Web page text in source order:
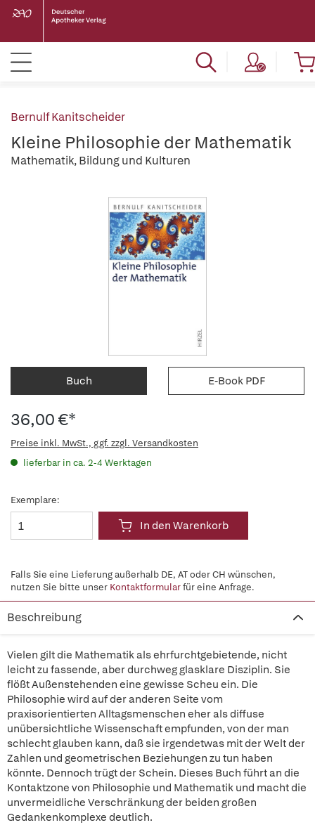
Bernulf Kanitscheider
Kleine Philosophie der Mathematik
Mathematik, Bildung und Kulturen
Buch E-Book PDF
36,00 €*
Preise inkl. MwSt., ggf. zzgl. Versandkosten
lieferbar in ca. 2-4 Werktagen
Exemplare:
In den Warenkorb
Falls Sie eine Lieferung außerhalb DE, AT oder CH wünschen,
nutzen Sie bitte unser Kontaktformularfür eine Anfrage.
Beschreibung
Vielen gilt die Mathematik als ehrfurchtgebietende, nicht
leicht zu fassende, aber durchweg glasklare Disziplin. Sie
flößt Außenstehenden eine gewisse Scheu ein. Die
Philosophie wird auf der anderen Seite vom
praxisorientierten Alltagsmenschen eher als diffuse
unübersichtliche Wissenschaft empfunden, von der man
schlecht glauben kann, daß sie irgendetwas mit der Welt der
Zahlen und geometrischen Beziehungen zu tun haben
könnte. Dennoch trügt der Schein. Dieses Buch führt an die
Kontaktzone von Philosophie und Mathematik und macht die
unvermeidliche Verschränkung der beiden großen
Gedankenkomplexe deutlich.